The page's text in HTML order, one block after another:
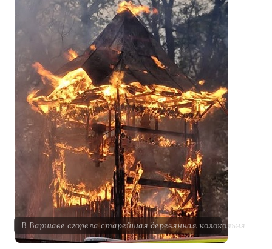
В Варшаве сгорела старейшая деревянная колокольня